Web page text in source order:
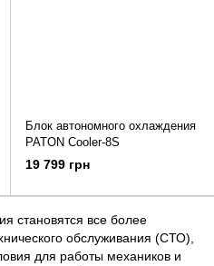
Блок автономного охлаждения
PATON Cooler-8S
19 799 грн
становятся все более
обслуживания (СТО),
для работы механиков и